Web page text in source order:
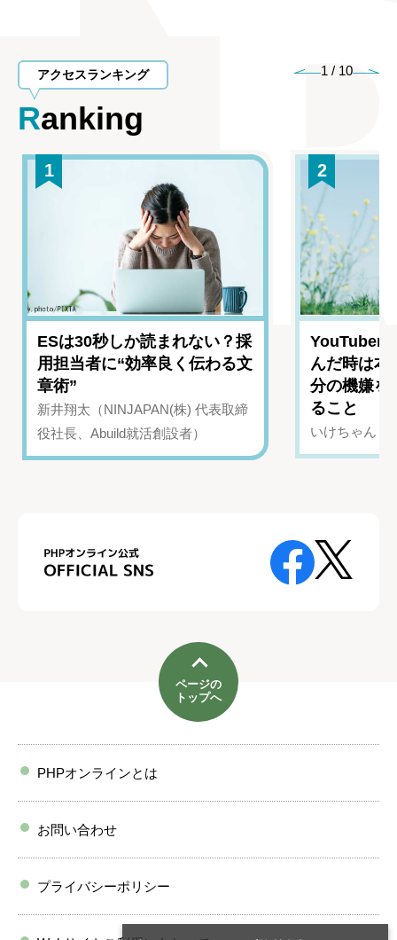
アクセスランキング
Ranking
1 / 10
1
ESは30秒しか読まれない？採
用担当者に“効率良く伝わる文
章術”
新井翔太（NINJAPAN(株) 代表取締
役社長、Abuild就活創設者）
2
YouTuber
んだ時は
分の機嫌を
ること
いけちゃん（
ページの
トップへ
PHPオンラインとは
お問い合わせ
プライバシーポリシー